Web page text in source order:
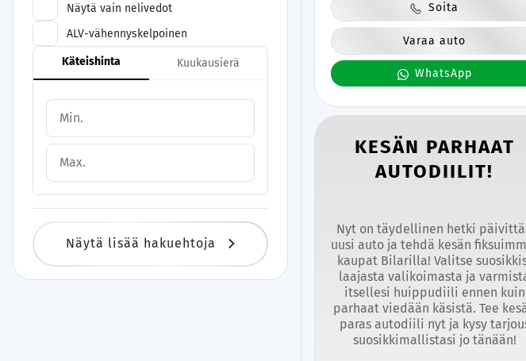
Näytä vain nelivedot
ALV-vähennyskelpoinen
Käteishinta Kuukausierä
Näytä lisää hakuehtoja
Soita
Varaa auto
WhatsApp
KESÄN PARHAAT
AUTODIILIT!
Nyt on täydellinen hetki
uusi auto ja tehdä kesän
kaupat Bilarilla! Valitse
laajasta valikoimasta ja
itsellesi huippudiili ennen kuin
parhaat viedään käsistä. Tee
paras autodiili nyt ja kysy
suosikkimallistasi jo tänään!